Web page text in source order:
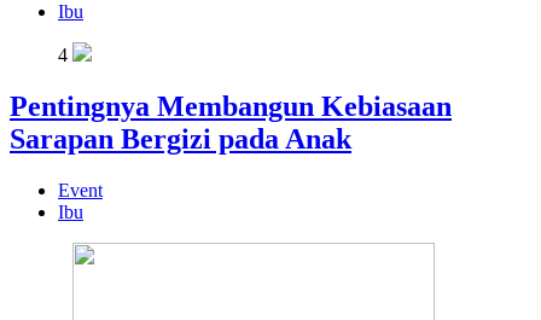
Ibu
4
Pentingnya Membangun Kebiasaan
Sarapan Bergizi pada Anak
Event
Ibu